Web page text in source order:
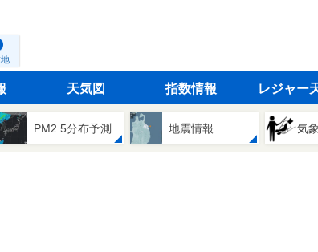
天気図 指数情報 レジャー
PM2.5分布予測 地震情報 気